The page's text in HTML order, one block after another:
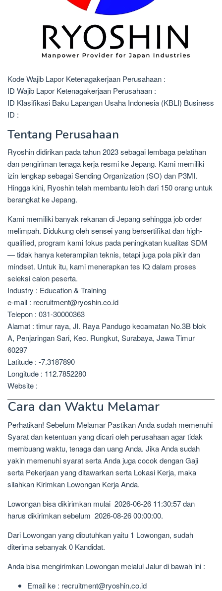
Kode Wajib Lapor Ketenagakerjaan Perusahaan :
ID Wajib Lapor Ketenagakerjaan Perusahaan :
ID Klasifikasi Baku Lapangan Usaha Indonesia (KBLI) Business
ID :
Tentang Perusahaan
Ryoshin didirikan pada tahun 2023 sebagai lembaga pelatihan
dan pengiriman tenaga kerja resmi ke Jepang. Kami memiliki
izin lengkap sebagai Sending Organization (SO) dan P3MI.
Hingga kini, Ryoshin telah membantu lebih dari 150 orang untuk
berangkat ke Jepang.
Kami memiliki banyak rekanan di Jepang sehingga job order
melimpah. Didukung oleh sensei yang bersertifikat dan high-
qualified, program kami fokus pada peningkatan kualitas SDM
— tidak hanya keterampilan teknis, tetapi juga pola pikir dan
mindset. Untuk itu, kami menerapkan tes IQ dalam proses
seleksi calon peserta.
Industry : Education & Training
e-mail : recruitment@ryoshin.co.id
Telepon : 031-30000363
Alamat : timur raya, Jl. Raya Pandugo kecamatan No.3B blok
A, Penjaringan Sari, Kec. Rungkut, Surabaya, Jawa Timur
60297
Latitude : -7.3187890
Longitude : 112.7852280
Website :
Cara dan Waktu Melamar
Perhatikan! Sebelum Melamar Pastikan Anda sudah memenuhi
Syarat dan ketentuan yang dicari oleh perusahaan agar tidak
membuang waktu, tenaga dan uang Anda. Jika Anda sudah
yakin memenuhi syarat serta Anda juga cocok dengan Gaji
serta Pekerjaan yang ditawarkan serta Lokasi Kerja, maka
silahkan Kirimkan Lowongan Kerja Anda.
Lowongan bisa dikirimkan mulai 2026-06-26 11:30:57 dan
harus dikirimkan sebelum 2026-08-26 00:00:00.
Dari Lowongan yang dibutuhkan yaitu 1 Lowongan, sudah
diterima sebanyak 0 Kandidat.
Anda bisa mengirimkan Lowongan melalui Jalur di bawah ini :
Email ke : recruitment@ryoshin.co.id